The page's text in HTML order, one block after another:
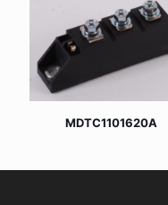
MDTC1101620A